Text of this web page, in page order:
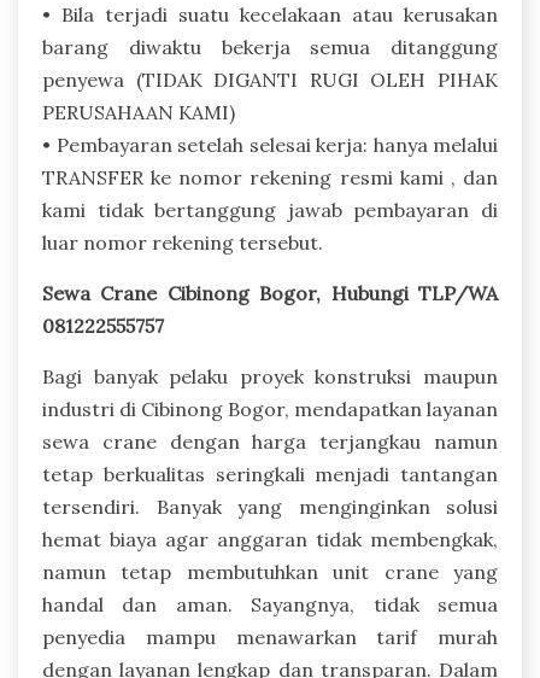
• Bila terjadi suatu kecelakaan atau kerusakan
barang diwaktu bekerja semua ditanggung
penyewa (TIDAK DIGANTI RUGI OLEH PIHAK
PERUSAHAAN KAMI)
• Pembayaran setelah selesai kerja: hanya melalui
TRANSFER ke nomor rekening resmi kami , dan
kami tidak bertanggung jawab pembayaran di
luar nomor rekening tersebut.
Sewa Crane Cibinong Bogor, Hubungi TLP/WA
081222555757
Bagi banyak pelaku proyek konstruksi maupun
industri di Cibinong Bogor, mendapatkan layanan
sewa crane dengan harga terjangkau namun
tetap berkualitas seringkali menjadi tantangan
tersendiri. Banyak yang menginginkan solusi
hemat biaya agar anggaran tidak membengkak,
namun tetap membutuhkan unit crane yang
handal dan aman. Sayangnya, tidak semua
penyedia mampu menawarkan tarif murah
dengan layanan lengkap dan transparan. Dalam